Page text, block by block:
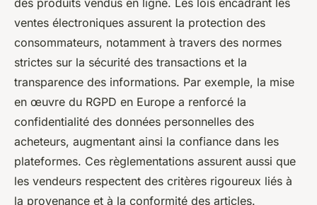
des produits vendus en ligne. Les lois encadrant les
ventes électroniques assurent la protection des
consommateurs, notamment à travers des normes
strictes sur la sécurité des transactions et la
transparence des informations. Par exemple, la mise
en œuvre du RGPD en Europe a renforcé la
confidentialité des données personnelles des
acheteurs, augmentant ainsi la confiance dans les
plateformes. Ces règlementations assurent aussi que
les vendeurs respectent des critères rigoureux liés à
la provenance et à la conformité des articles.